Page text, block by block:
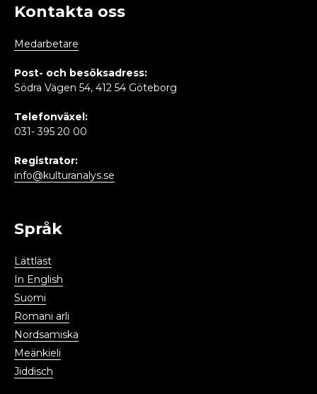
Kontakta oss
Medarbetare
Post- och besöksadress:
Södra Vägen 54, 412 54 Göteborg
Telefonväxel:
031- 395 20 00
Registrator:
info@kulturanalys.se
Språk
Lättläst
In English
Suomi
Romani arli
Nordsamiska
Meänkieli
Jiddisch